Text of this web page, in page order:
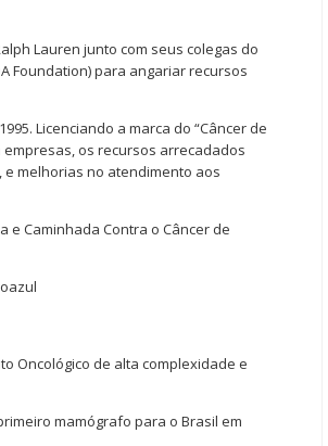
Lauren junto com seus colegas do
Foundation) para angariar recursos
Licenciando a marca do “Câncer de
os recursos arrecadados
melhorias no atendimento aos
e Caminhada Contra o Câncer de
Oncológico de alta complexidade e
mamógrafo para o Brasil em